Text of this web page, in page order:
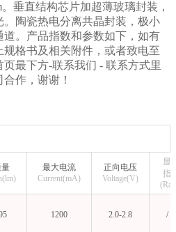
垂直结构芯片加超薄玻璃封装，
陶瓷热电分离共晶封装，极小
。产品指数和参数如下，如有
格书及相关附件，或者致电至
最下方-联系我们 - 联系方式里
作，谢谢！
量
最大电流
Current(mA)
正向电压
Voltage(V)
显
指
(Ra)
1200 2.0-2.8 /